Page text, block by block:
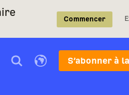
Commencer
S’abonner à